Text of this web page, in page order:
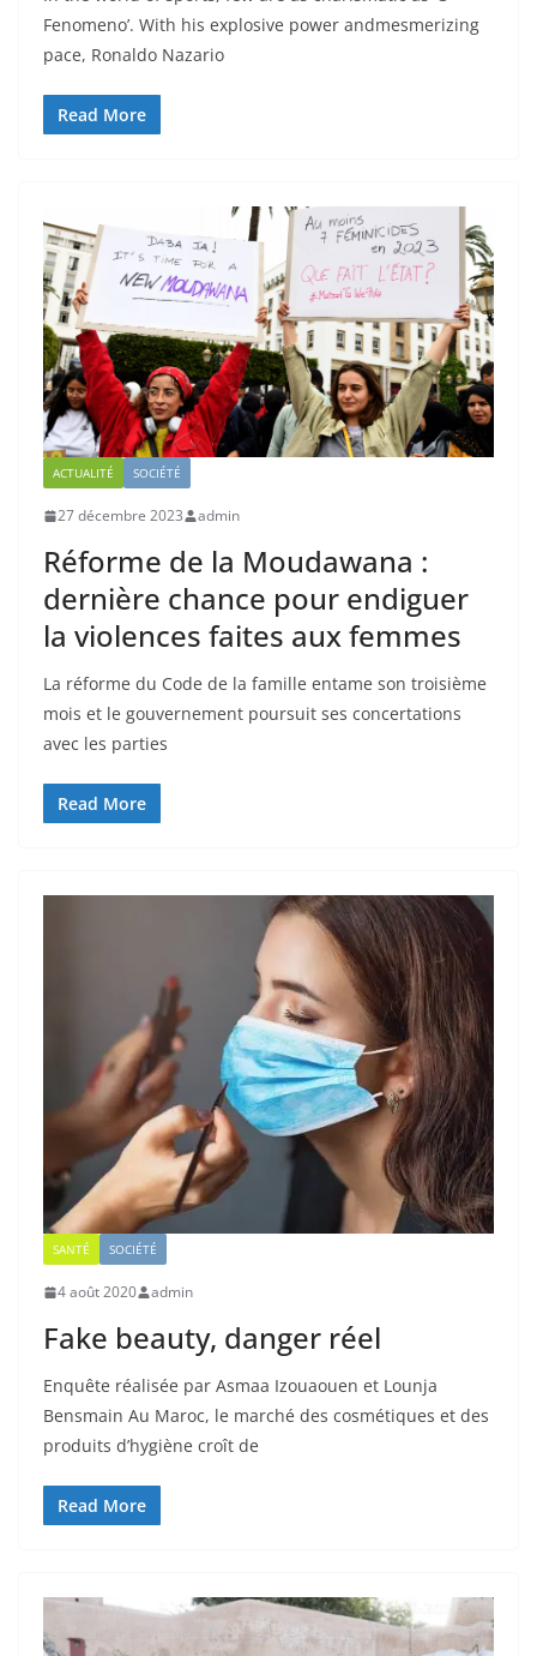
Fenomeno’. With his explosive power andmesmerizing
pace, Ronaldo Nazario
Read More
ACTUALITÉ SOCIÉTÉ
27 décembre 2023 admin
Réforme de la Moudawana :
dernière chance pour endiguer
la violences faites aux femmes
La réforme du Code de la famille entame son troisième
mois et le gouvernement poursuit ses concertations
avec les parties
Read More
SANTÉ SOCIÉTÉ
4 août 2020 admin
Fake beauty, danger réel
Enquête réalisée par Asmaa Izouaouen et Lounja
Bensmain Au Maroc, le marché des cosmétiques et des
produits d’hygiène croît de
Read More